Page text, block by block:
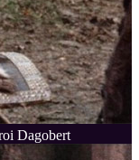
Dagobert